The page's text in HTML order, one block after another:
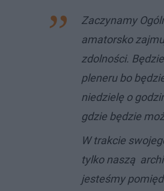
Zaczynamy
amatorsko
zdolności.
pleneru bo
niedzielę o
gdzie będzie
W trakcie
tylko naszą
jesteśmy